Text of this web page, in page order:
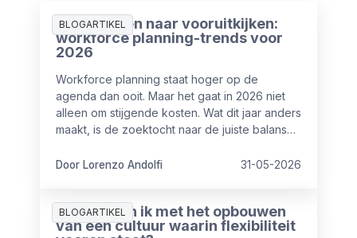
BLOGARTIKEL
Van plannen naar vooruitkijken:
workforce planning-trends voor
2026
Workforce planning staat hoger op de
agenda dan ooit. Maar het gaat in 2026 niet
alleen om stijgende kosten. Wat dit jaar anders
maakt, is de zoektocht naar de juiste balans
Door Lorenzo Andolfi 31-05-2026
BLOGARTIKEL
Waar begin ik met het opbouwen
van een cultuur waarin flexibiliteit